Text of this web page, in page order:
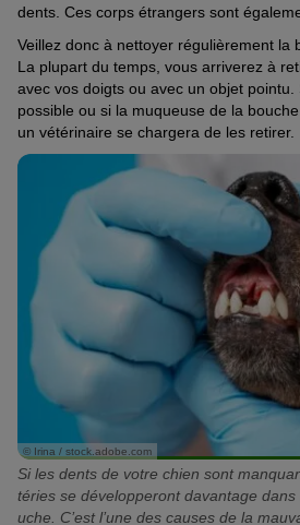
dents. Ces corps étrangers sont
Veillez donc à nettoyer régulièrement la
La plupart du temps, vous arriverez à
avec vos doigts ou avec un objet pointu.
possible ou si la muqueuse de la
un vétérinaire se chargera de les retirer.
© Irina / stock.adobe.com
Si les dents de votre chien sont
téries se développeront davantage
uche. C’est l’une des causes de la